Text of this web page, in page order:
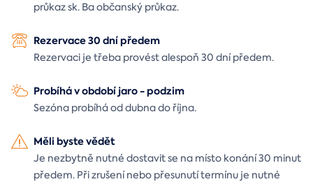
průkaz sk. Ba občanský průkaz.
Rezervace 30 dní předem
Rezervaci je třeba provést alespoň 30 dní předem.
Probíhá v období jaro - podzim
Sezóna probíhá od dubna do října.
Měli byste vědět
Je nezbytně nutné dostavit se na místo konání 30 minut
předem. Při zrušení nebo přesunutí termínu je nutné